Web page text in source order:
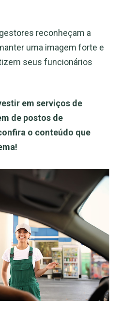
reconheçam a
uma imagem forte e
seus funcionários
em serviços de
de postos de
o conteúdo que